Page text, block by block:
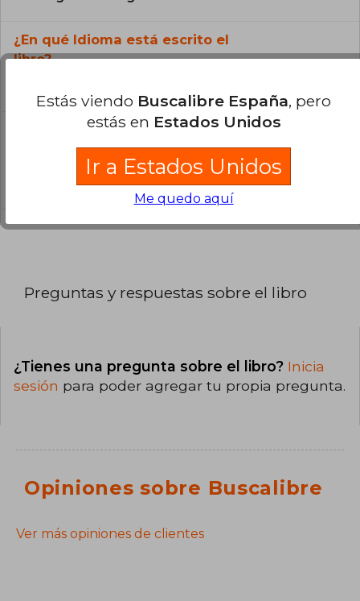
¿En qué Idioma está escrito el
libro?
La encuadernación de esta edición es Tapa
Preguntas y respuestas sobre el libro
¿Tienes una pregunta sobre el libro? Inicia
sesión para poder agregar tu propia pregunta.
Opiniones sobre Buscalibre
Ver más opiniones de clientes
Estás viendo Buscalibre España, pero
estás en Estados Unidos
Ir a Estados Unidos
Me quedo aquí